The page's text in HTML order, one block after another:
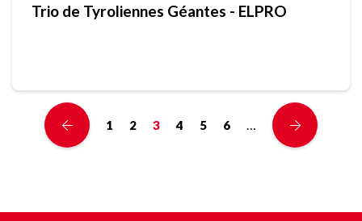
Trio de Tyroliennes Géantes - ELPRO
1 2 3 4 5 6 …